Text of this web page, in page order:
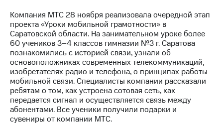
Контакты
Медиа-центр
Пресс-
релизы
МТС
о технологиях
Достижения
Компания МТС 28 ноября реализовала очередной этап
проекта «Уроки мобильной грамотности» в
Саратовской области. На занимательном уроке более
60 учеников 3–4 классов гимназии №3 г. Саратова
познакомились с историей связи, узнали об
основоположниках современных телекоммуникаций,
изобретателях радио и телефона, о принципах работы
мобильной связи. Специалисты компании рассказали
ребятам о том, как устроена сотовая сеть, как
передается сигнал и осуществляется связь между
абонентами. Все ученики получили подарки и
сувениры от компании МТС.